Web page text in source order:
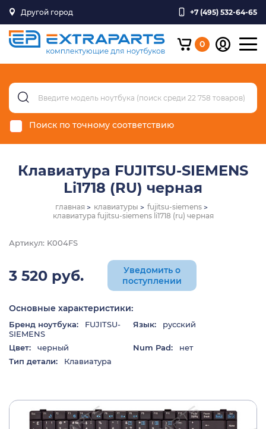
Другой город +7 (495) 532-64-65
0
Поиск по точному соответствию
Клавиатура FUJITSU-SIEMENS
Li1718 (RU) черная
главная клавиатуры
fujitsu-siemens
клавиатура fujitsu-siemens li1718 (ru) черная
Артикул: K004FS
3 520 руб.
Уведомить о
поступлении
Основные характеристики:
Бренд ноутбука:
FUJITSU-
SIEMENS
Язык: русский
Цвет: черный Num Pad:
нет
Тип детали:
Клавиатура